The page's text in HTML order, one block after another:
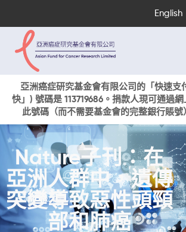
English
亞洲癌症研究基金會有限公司的「快速支
快」) 號碼是 113719686。捐款人現可通過
此號碼（而不需要基金會的完整銀行賬號
Nature子刊：在
亞洲人群中，遺傳
突變導致惡性頭頸
部和肺癌
關於我們
科研項目
活動與獎項
新聞
捐款支持
現在捐贈